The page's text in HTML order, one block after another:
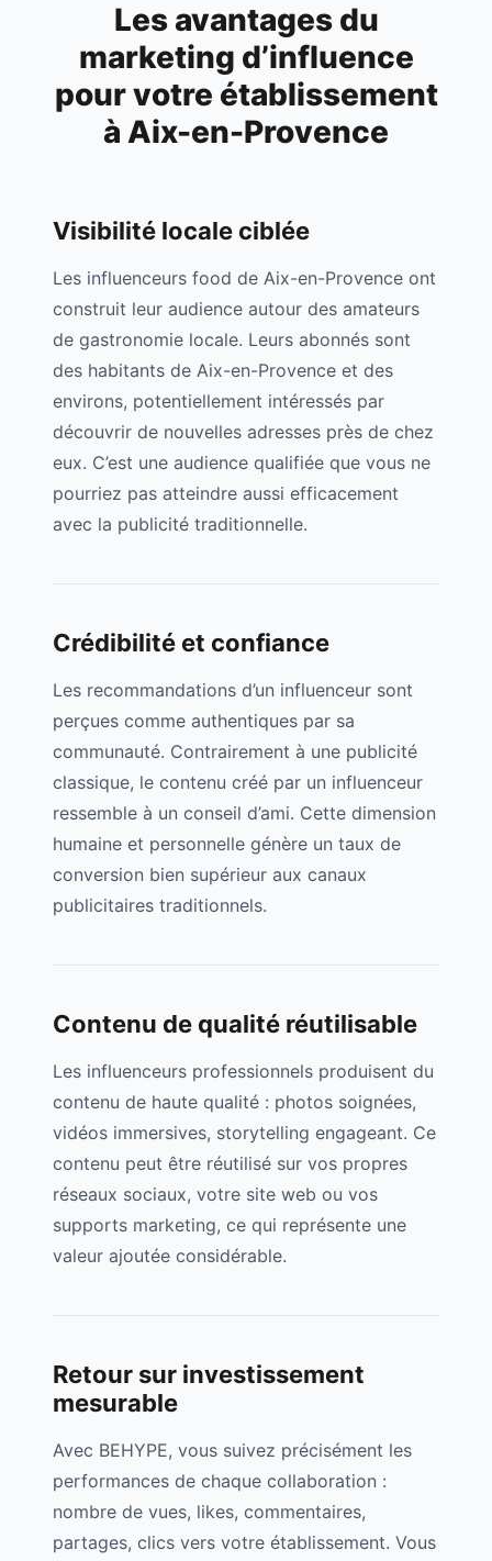
Les avantages du
marketing d’influence
pour votre établissement
à Aix-en-Provence
Visibilité locale ciblée
Les influenceurs food de Aix-en-Provence ont
construit leur audience autour des amateurs
de gastronomie locale. Leurs abonnés sont
des habitants de Aix-en-Provence et des
environs, potentiellement intéressés par
découvrir de nouvelles adresses près de chez
eux. C’est une audience qualifiée que vous ne
pourriez pas atteindre aussi efficacement
avec la publicité traditionnelle.
Crédibilité et confiance
Les recommandations d’un influenceur sont
perçues comme authentiques par sa
communauté. Contrairement à une publicité
classique, le contenu créé par un influenceur
ressemble à un conseil d’ami. Cette dimension
humaine et personnelle génère un taux de
conversion bien supérieur aux canaux
publicitaires traditionnels.
Contenu de qualité réutilisable
Les influenceurs professionnels produisent du
contenu de haute qualité : photos soignées,
vidéos immersives, storytelling engageant. Ce
contenu peut être réutilisé sur vos propres
réseaux sociaux, votre site web ou vos
supports marketing, ce qui représente une
valeur ajoutée considérable.
Retour sur investissement
mesurable
Avec BEHYPE, vous suivez précisément les
performances de chaque collaboration :
nombre de vues, likes, commentaires,
partages, clics vers votre établissement. Vous